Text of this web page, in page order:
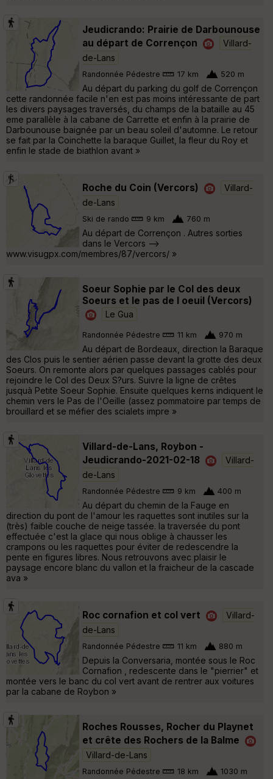
Jeudicrando: Prairie de Darbounouse
au départ de Corrençon
Villard-
de-Lans
Randonnée Pédestre 17 km 520 m
Au départ du parking du golf de Corrençon
cette randonnée facile n'en est pas moins intéressante de part
les divers paysages traversés, du champs de la bataille au 45
eme parallèle à la cabane de Carrette et enfin à la prairie de
Darbounouse baignée par un beau soleil d'automne. Le retour
se fait par la Coinchette la baraque Guillet, la fleur du Roy et
enfin le stade de biathlon avant »
Roche du Coin (Vercors)
Villard-
de-Lans
Ski de rando 9 km 760 m
Au départ de Corrençon . Autres sorties
dans le Vercors -->
www.visugpx.com/membres/87/vercors/ »
Soeur Sophie par le Col des deux
Soeurs et le pas de l oeuil (Vercors)
Le Gua
Randonnée Pédestre 11 km 970 m
Au départ de Bordeaux, direction la Baraque
des Clos puis le sentier aérien passe devant la grotte des deux
Soeurs. On remonte alors par quelques passages cablés pour
rejoindre le Col des Deux S?urs. Suivre la ligne de crêtes
jusquà Petite Soeur Sophie. Ensuite quelques kerns indiquent le
chemin vers le Pas de l'Oeille (assez pommatoire par temps de
brouillard et se méfier des scialets impre »
Villard-de-Lans, Roybon -
Jeudicrando-2021-02-18
Villard-
de-Lans
Randonnée Pédestre 9 km 400 m
Au départ du chemin de la Fauge en
direction du pont de l'amour les raquettes sont inutiles sur la
(très) faible couche de neige tassée. la traversée du pont
effectuée c'est la glace qui nous oblige à chausser les
crampons ou les raquettes pour éviter de redescendre la
pente en figures libres. Nous retrouvons avec plaisir le
paysage encore blanc du vallon et la fraicheur de la cascade
ava »
Roc cornafion et col vert
Villard-
de-Lans
Randonnée Pédestre 11 km 880 m
Depuis la Conversaria, montée sous le Roc
Cornafion , redescente dans le "pierrier" et
montée vers le banc du col vert avant de rentrer aux voitures
par la cabane de Roybon »
Roches Rousses, Rocher du Playnet
et crête des Rochers de la Balme
Villard-de-Lans
Randonnée Pédestre 18 km 1030 m